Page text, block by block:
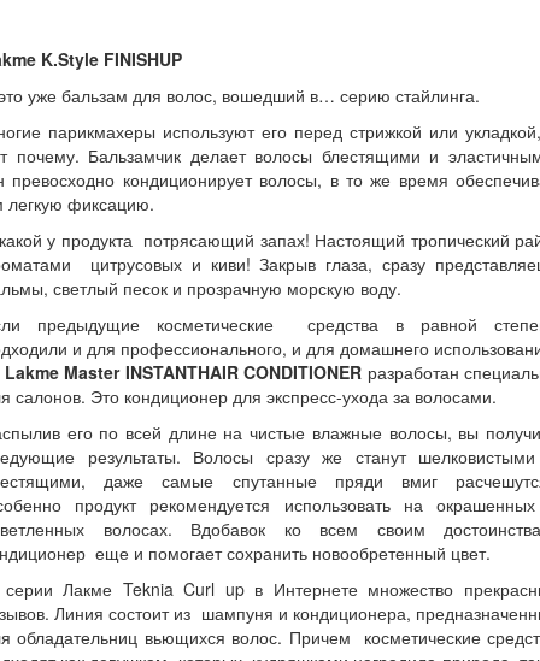
K.Style FINISHUP
уже бальзам для волос, вошедший в… серию стайлинга.
парикмахеры используют его перед стрижкой или
почему. Бальзамчик делает волосы блестящими и
превосходно кондиционирует волосы, в то же время
легкую фиксацию.
у продукта потрясающий запах! Настоящий тропический
цитрусовых и киви! Закрыв глаза, сразу
светлый песок и прозрачную морскую воду.
предыдущие косметические средства в равной
и для профессионального, и для домашнего
LakmeMasterINSTANTHAIRCONDITIONER разработан
салонов. Это кондиционер для экспресс-ухода за волосами.
его по всей длине на чистые влажные волосы, вы
результаты. Волосы сразу же станут
даже самые спутанные пряди вмиг
продукт рекомендуется использовать на
волосах. Вдобавок ко всем своим
еще и помогает сохранить новообретенный цвет.
Лакме Teknia Curl up в Интернете множество
Линия состоит из шампуня и кондиционера,
обладательниц вьющихся волос. Причем косметические